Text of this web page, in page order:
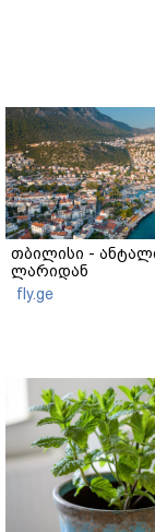
თბილისი -
ლარიდან
fly.ge